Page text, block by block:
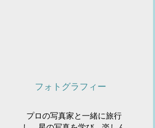
フォトグラフィー
プロの写真家と一緒に旅行